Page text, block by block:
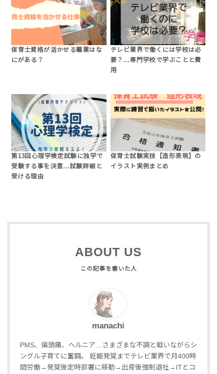
保育士資格が活かせる職業はな
にがある？
テレビ業界で働くには学校は必
要？…専門学校で学ぶことと費
用
第13回心理学検定試験に独学で
受験する事を決意…試験詳細と
受ける理由
保育士試験実技【造形表現】の
イラスト実例まとめ
ABOUT US
manachi
PMS、偏頭痛、ヘルニア…さまざまな不調と戦いながらシ
ングル子育てに奮闘。 妊娠発覚までテレビ業界で月400時
間労働→発覚後定時部署に移動→出産後強制退社→ITとコ